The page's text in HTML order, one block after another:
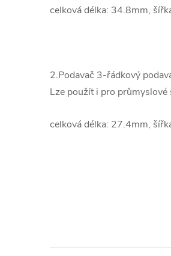
celková délka: 34.8mm,
2.Podavač 3-řádkový
Lze použít i pro průmyslové
celková délka: 27.4mm,